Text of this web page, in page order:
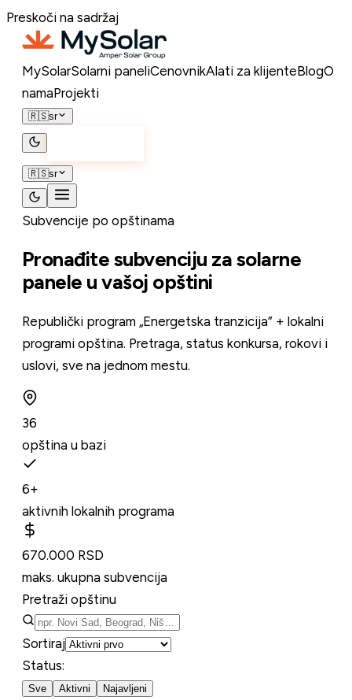
Preskoči na sadržaj
MySolarSolarni paneliCenovnikAlati za klijenteBlogO
namaProjekti
🇷🇸sr
🇷🇸sr
Subvencije po opštinama
Pronađite subvenciju za solarne
panele u vašoj opštini
Republički program „Energetska tranzicija” + lokalni
programi opština. Pretraga, status konkursa, rokovi i
uslovi, sve na jednom mestu.
36
opština u bazi
6+
aktivnih lokalnih programa
670.000 RSD
maks. ukupna subvencija
Pretraži opštinu
Sortiraj
Status:
Sve Aktivni Najavljeni